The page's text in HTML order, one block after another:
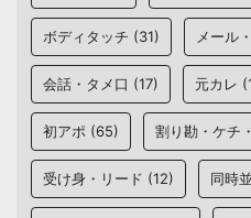
ボディタッチ (31) メール
会話・タメ口 (17) 元カレ
初アポ (65) 割り勘・ケチ
受け身・リード (12) 同時